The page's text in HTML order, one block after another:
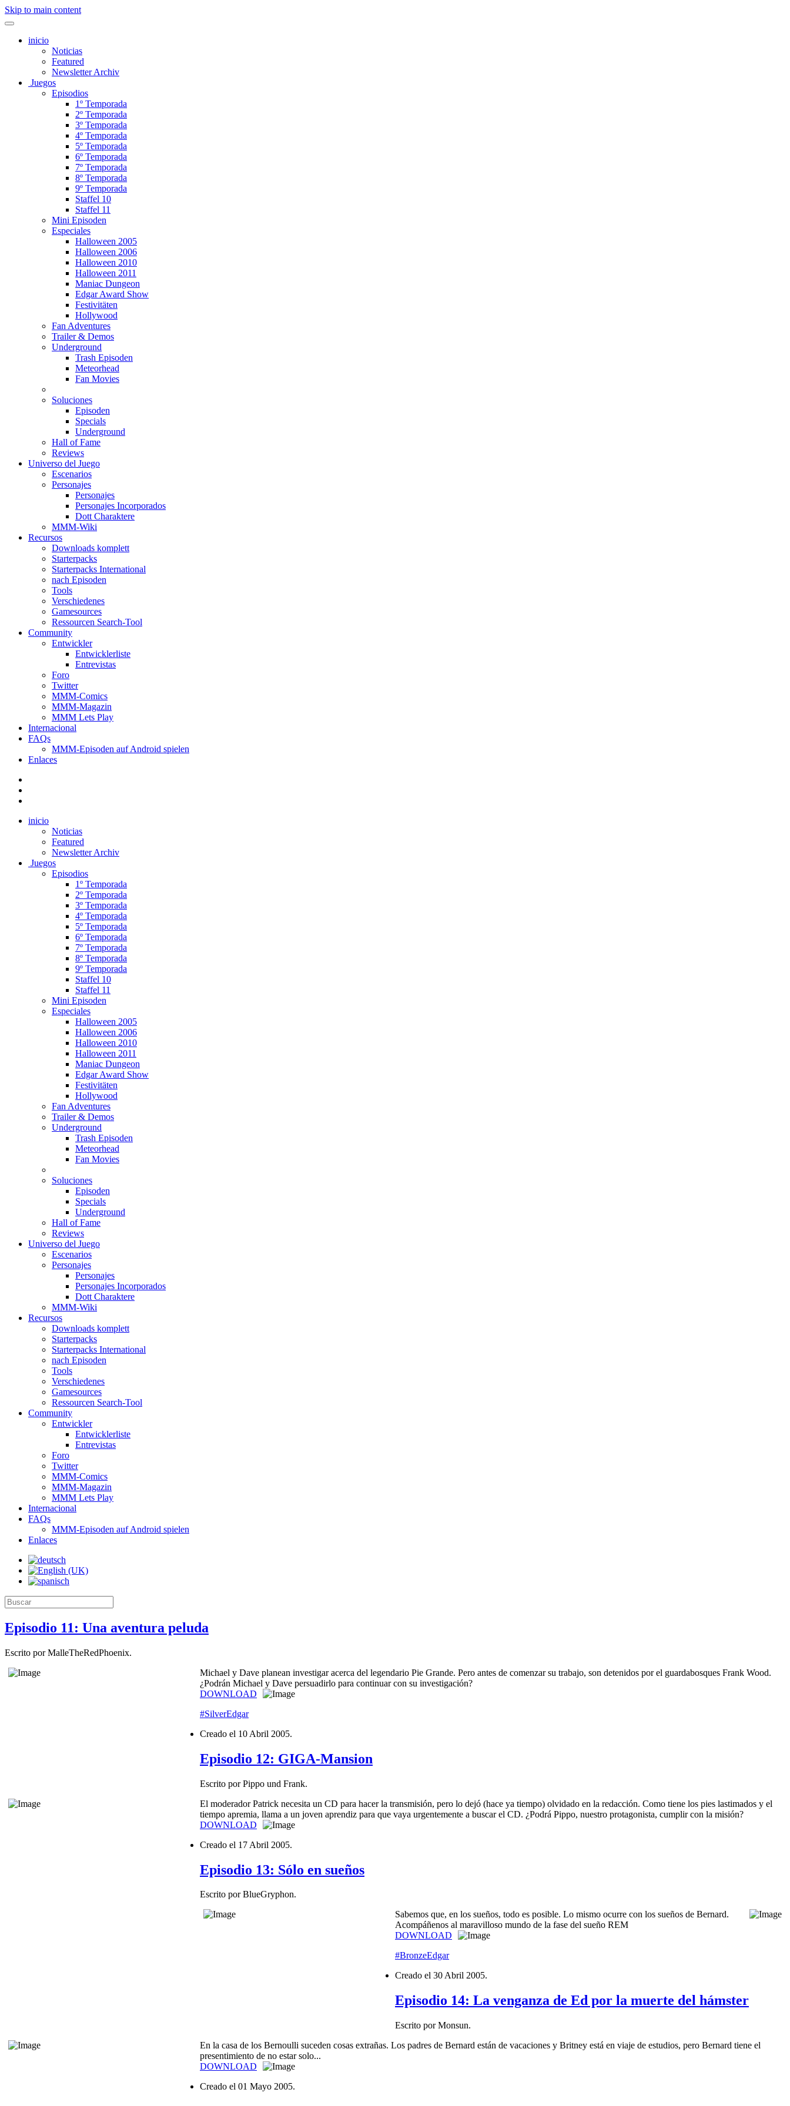
Skip to main content
inicio
Noticias
Featured
Newsletter Archiv
Juegos
Episodios
1º Temporada
2º Temporada
3º Temporada
4º Temporada
5º Temporada
6º Temporada
7º Temporada
8º Temporada
9º Temporada
Staffel 10
Staffel 11
Mini Episoden
Especiales
Halloween 2005
Halloween 2006
Halloween 2010
Halloween 2011
Maniac Dungeon
Edgar Award Show
Festivitäten
Hollywood
Fan Adventures
Trailer & Demos
Underground
Trash Episoden
Meteorhead
Fan Movies
Soluciones
Episoden
Specials
Underground
Hall of Fame
Reviews
Universo del Juego
Escenarios
Personajes
Personajes
Personajes Incorporados
Dott Charaktere
MMM-Wiki
Recursos
Downloads komplett
Starterpacks
Starterpacks International
nach Episoden
Tools
Verschiedenes
Gamesources
Ressourcen Search-Tool
Community
Entwickler
Entwicklerliste
Entrevistas
Foro
Twitter
MMM-Comics
MMM-Magazin
MMM Lets Play
Internacional
FAQs
MMM-Episoden auf Android spielen
Enlaces
inicio
Noticias
Featured
Newsletter Archiv
Juegos
Episodios
1º Temporada
2º Temporada
3º Temporada
4º Temporada
5º Temporada
6º Temporada
7º Temporada
8º Temporada
9º Temporada
Staffel 10
Staffel 11
Mini Episoden
Especiales
Halloween 2005
Halloween 2006
Halloween 2010
Halloween 2011
Maniac Dungeon
Edgar Award Show
Festivitäten
Hollywood
Fan Adventures
Trailer & Demos
Underground
Trash Episoden
Meteorhead
Fan Movies
Soluciones
Episoden
Specials
Underground
Hall of Fame
Reviews
Universo del Juego
Escenarios
Personajes
Personajes
Personajes Incorporados
Dott Charaktere
MMM-Wiki
Recursos
Downloads komplett
Starterpacks
Starterpacks International
nach Episoden
Tools
Verschiedenes
Gamesources
Ressourcen Search-Tool
Community
Entwickler
Entwicklerliste
Entrevistas
Foro
Twitter
MMM-Comics
MMM-Magazin
MMM Lets Play
Internacional
FAQs
MMM-Episoden auf Android spielen
Enlaces
Episodio 11: Una aventura peluda
Escrito por MalleTheRedPhoenix.
Michael y Dave planean investigar acerca del legendario Pie Grande. Pero antes de comenzar su trabajo, son detenidos por el guardabosques Frank Wood.
¿Podrán Michael y Dave persuadirlo para continuar con su investigación?
DOWNLOAD
#SilverEdgar
Creado el 10 Abril 2005.
Episodio 12: GIGA-Mansion
Escrito por Pippo und Frank.
El moderador Patrick necesita un CD para hacer la transmisión, pero lo dejó (hace ya tiempo) olvidado en la redacción. Como tiene los pies lastimados y el
tiempo apremia, llama a un joven aprendiz para que vaya urgentemente a buscar el CD. ¿Podrá Pippo, nuestro protagonista, cumplir con la misión?
DOWNLOAD
Creado el 17 Abril 2005.
Episodio 13: Sólo en sueños
Escrito por BlueGryphon.
Sabemos que, en los sueños, todo es posible. Lo mismo ocurre con los sueños de Bernard.
Acompáñenos al maravilloso mundo de la fase del sueño REM
DOWNLOAD
#BronzeEdgar
Creado el 30 Abril 2005.
Episodio 14: La venganza de Ed por la muerte del hámster
Escrito por Monsun.
En la casa de los Bernoulli suceden cosas extrañas. Los padres de Bernard están de vacaciones y Britney está en viaje de estudios, pero Bernard tiene el
presentimiento de no estar solo...
DOWNLOAD
Creado el 01 Mayo 2005.